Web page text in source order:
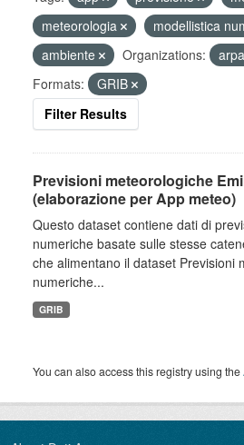
meteorologia
modellistica
ambiente
Organizations:
Formats:
GRIB
Filter Results
Previsioni meteorologiche
(elaborazione per App meteo)
Questo dataset contiene dati di
numeriche basate sulle stesse
che alimentano il dataset Previsioni
numeriche...
GRIB
You can also access this registry using the